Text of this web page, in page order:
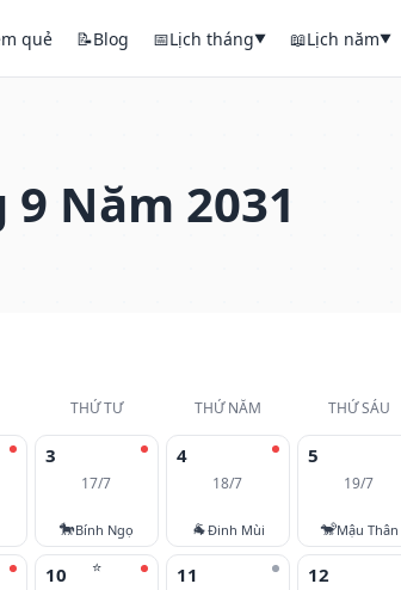
quẻ 📝Blog 📅Lịch tháng▼ 📖Lịch năm▼
Năm 2031
THỨ TƯ THỨ NĂM THỨ SÁU
3
17/7
🐎Bính Ngọ
4
18/7
🐐Đinh Mùi
5
19/7
🐒Mậu Thân
⭐
10 11 12